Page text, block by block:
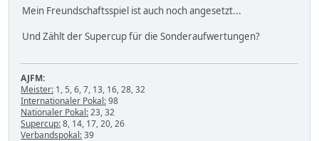
Mein Freundschaftsspiel ist auch noch angesetzt...
Und Zählt der Supercup für die Sonderaufwertungen?
AJFM:
Meister: 1, 5, 6, 7, 13, 16, 28, 32
Internationaler Pokal:98
Nationaler Pokal:23, 32
Supercup:8, 14, 17, 20, 26
Verbandspokal:39